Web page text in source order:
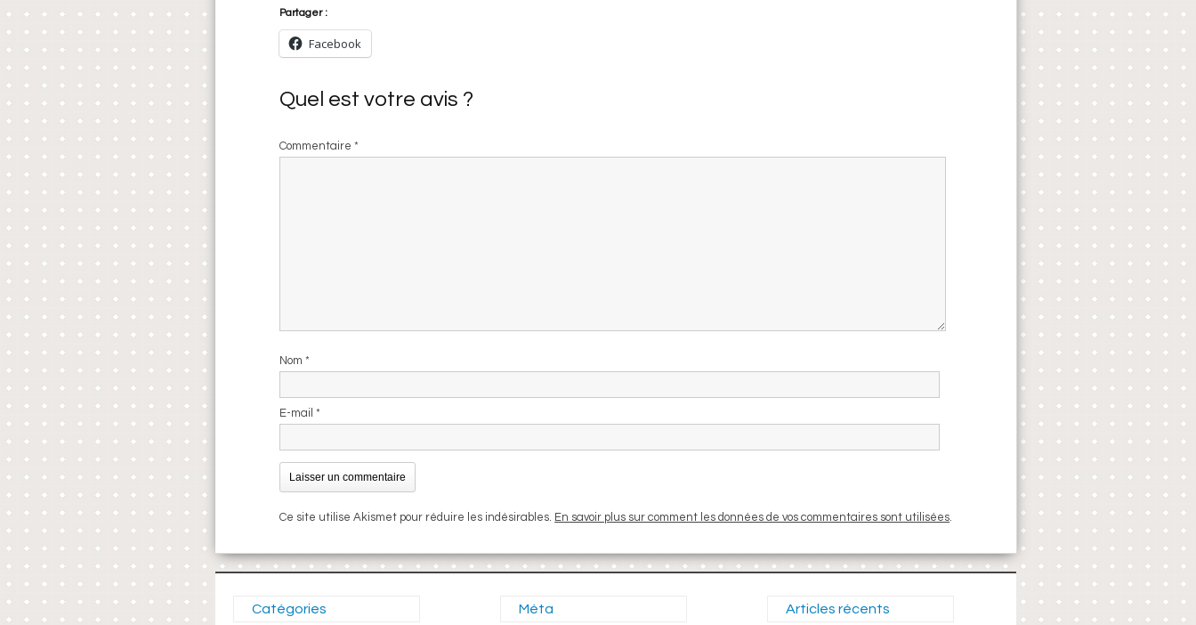
Partager :
Facebook
Quel est votre avis ?
Commentaire*
Nom*
E-mail*
Ce site utilise Akismet pour réduire les indésirables. En savoir plus sur comment les données de vos commentaires sont utilisées.
Catégories Méta Articles récents